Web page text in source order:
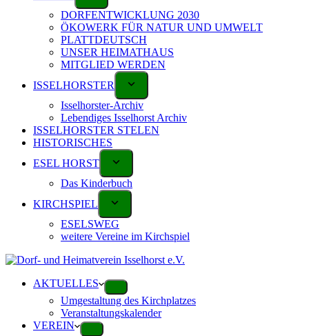
DORFENTWICKLUNG 2030
ÖKOWERK FÜR NATUR UND UMWELT
PLATTDEUTSCH
UNSER HEIMATHAUS
MITGLIED WERDEN
ISSELHORSTER
Isselhorster-Archiv
Lebendiges Isselhorst Archiv
ISSELHORSTER STELEN
HISTORISCHES
ESEL HORST
Das Kinderbuch
KIRCHSPIEL
ESELSWEG
weitere Vereine im Kirchspiel
AKTUELLES
Umgestaltung des Kirchplatzes
Veranstaltungskalender
VEREIN